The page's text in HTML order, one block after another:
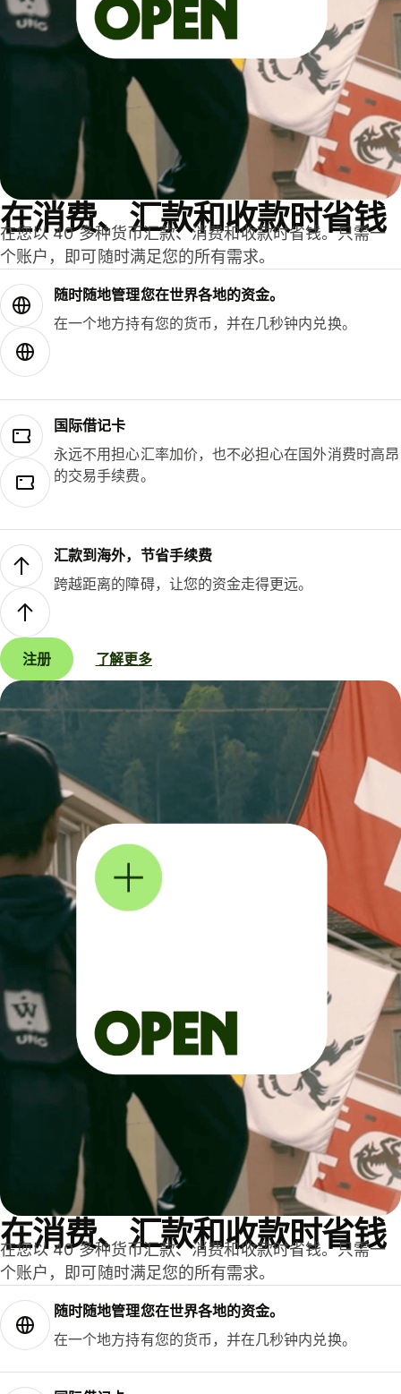
在消费、汇款和收款时省钱
在您以 40 多种货币汇款、消费和收款时省钱。只需一
个账户，即可随时满足您的所有需求。
随时随地管理您在世界各地的资金。
在一个地方持有您的货币，并在几秒钟内兑换。
国际借记卡
永远不用担心汇率加价，也不必担心在国外消费时高昂
的交易手续费。
汇款到海外，节省手续费
跨越距离的障碍，让您的资金走得更远。
注册 了解更多
在消费、汇款和收款时省钱
在您以 40 多种货币汇款、消费和收款时省钱。只需一
个账户，即可随时满足您的所有需求。
随时随地管理您在世界各地的资金。
在一个地方持有您的货币，并在几秒钟内兑换。